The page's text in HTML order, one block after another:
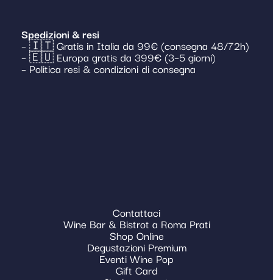
Spedizioni & resi
– 🇮🇹 Gratis in Italia da 99€ (consegna 48/72h)
– 🇪🇺 Europa gratis da 399€ (3–5 giorni)
– Politica resi & condizioni di consegna
Contattaci
Wine Bar & Bistrot a Roma Prati
Shop Online
Degustazioni Premium
Eventi Wine Pop
Gift Card